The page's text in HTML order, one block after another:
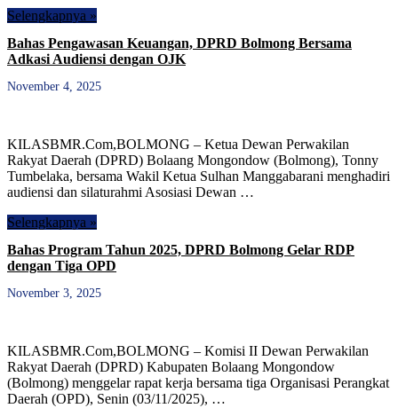
Selengkapnya »
Bahas Pengawasan Keuangan, DPRD Bolmong Bersama
Adkasi Audiensi dengan OJK
November 4, 2025
KILASBMR.Com,BOLMONG – Ketua Dewan Perwakilan
Rakyat Daerah (DPRD) Bolaang Mongondow (Bolmong), Tonny
Tumbelaka, bersama Wakil Ketua Sulhan Manggabarani menghadiri
audiensi dan silaturahmi Asosiasi Dewan …
Selengkapnya »
Bahas Program Tahun 2025, DPRD Bolmong Gelar RDP
dengan Tiga OPD
November 3, 2025
KILASBMR.Com,BOLMONG – Komisi II Dewan Perwakilan
Rakyat Daerah (DPRD) Kabupaten Bolaang Mongondow
(Bolmong) menggelar rapat kerja bersama tiga Organisasi Perangkat
Daerah (OPD), Senin (03/11/2025), …